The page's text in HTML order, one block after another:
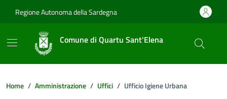
Regione Autonoma della Sardegna
Comune di Quartu Sant'Elena
Home Amministrazione Uffici Ufficio Igiene Urbana